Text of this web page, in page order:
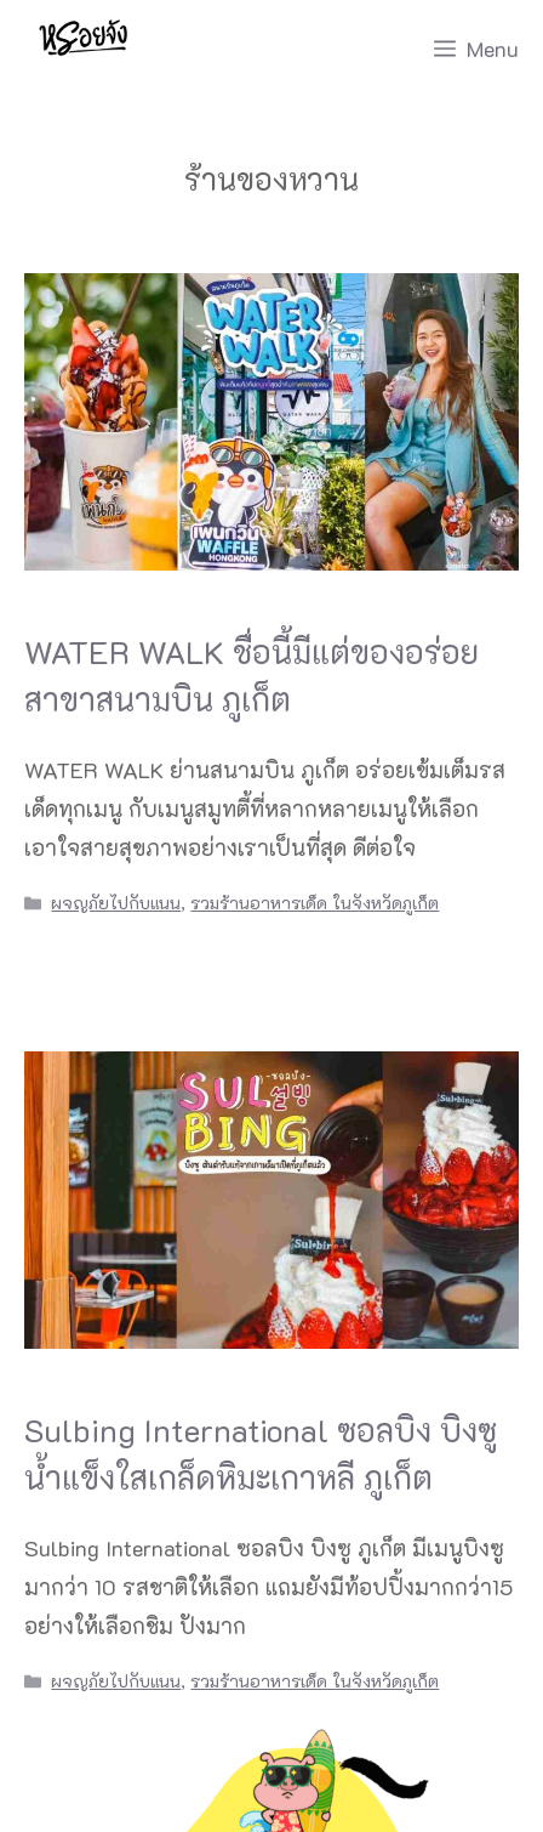
Skip
Menu
ร้านของหวาน
WATER WALK ชื่อนี้มีแต่ของอร่อย
สาขาสนามบิน ภูเก็ต
WATER WALK ย่านสนามบิน ภูเก็ต อร่อยเข้มเต็มรส
เด็ดทุกเมนู กับเมนูสมูทตี้ที่หลากหลายเมนูให้เลือก
เอาใจสายสุขภาพอย่างเราเป็นที่สุด ดีต่อใจ
Categories
ผจญภัยไปกับแนน, รวมร้านอาหารเด็ด ในจังหวัดภูเก็ต
Sulbing International ซอลบิง บิงซู
น้ำแข็งใสเกล็ดหิมะเกาหลี ภูเก็ต
Sulbing International ซอลบิง บิงซู ภูเก็ต มีเมนูบิงซู
มากว่า 10 รสชาติให้เลือก แถมยังมีท้อปปิ้งมากกว่า15
อย่างให้เลือกชิม ปังมาก
Categories
ผจญภัยไปกับแนน, รวมร้านอาหารเด็ด ในจังหวัดภูเก็ต